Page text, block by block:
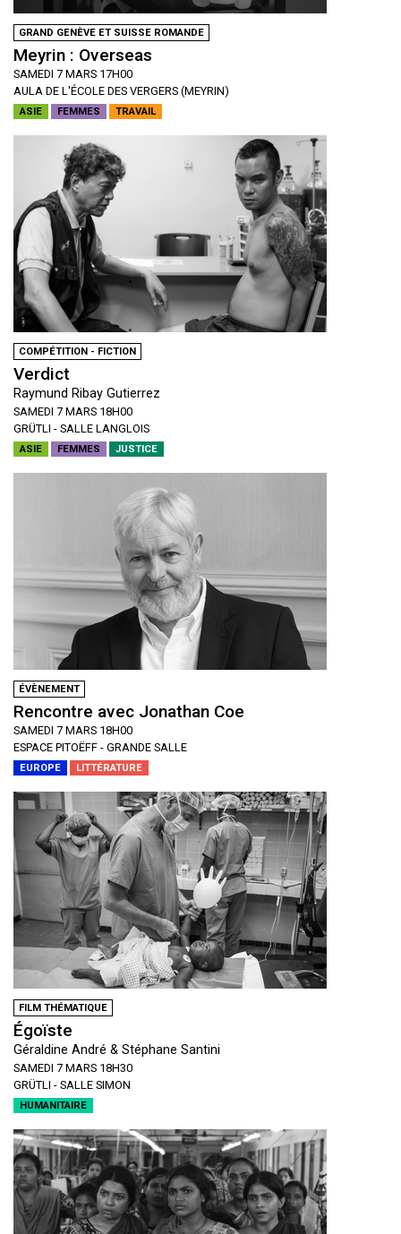
GRAND GENÈVE ET SUISSE ROMANDE
Meyrin : Overseas
SAMEDI 7 MARS 17H00
AULA DE L'ÉCOLE DES VERGERS (MEYRIN)
ASIE FEMMES TRAVAIL
COMPÉTITION - FICTION
Verdict
Raymund Ribay Gutierrez
SAMEDI 7 MARS 18H00
GRÜTLI - SALLE LANGLOIS
ASIE FEMMES JUSTICE
ÉVÈNEMENT
Rencontre avec Jonathan Coe
SAMEDI 7 MARS 18H00
ESPACE PITOËFF - GRANDE SALLE
EUROPE LITTÉRATURE
FILM THÉMATIQUE
Égoïste
Géraldine André & Stéphane Santini
SAMEDI 7 MARS 18H30
GRÜTLI - SALLE SIMON
HUMANITAIRE